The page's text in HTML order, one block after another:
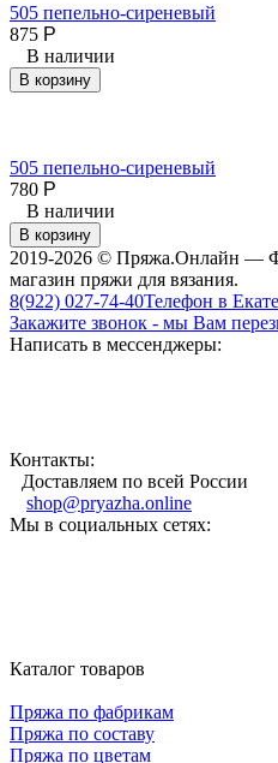
505 пепельно-сиреневый
875 Р
В наличии
В корзину
505 пепельно-сиреневый
780 Р
В наличии
В корзину
2019-2026 © Пряжа.Онлайн —
магазин пряжи для вязания.
8(922) 027-74-40Телефон в
Закажите звонок - мы Вам
Написать в мессенджеры:
Контакты:
Доставляем по всей России
shop@pryazha.online
Мы в социальных сетях:
Каталог товаров
Пряжа по фабрикам
Пряжа по составу
Пряжа по цветам